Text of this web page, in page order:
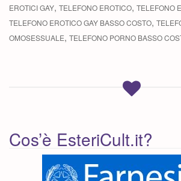
EROTICI GAY, TELEFONO EROTICO, TELEFONO
TELEFONO EROTICO GAY BASSO COSTO,
OMOSESSUALE, TELEFONO PORNO BASSO
Cos’è EsteriCult.it?